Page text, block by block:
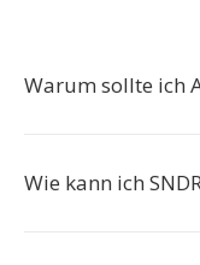
Warum sollte ich
Wie kann ich